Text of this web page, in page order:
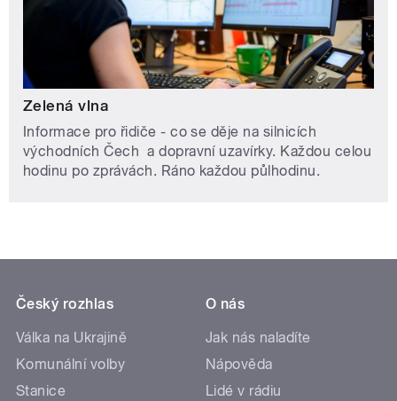
Zelená vlna
Informace pro řidiče - co se děje na silnicích
východních Čech a dopravní uzavírky. Každou celou
hodinu po zprávách. Ráno každou půlhodinu.
Český rozhlas
Válka na Ukrajině
Komunální volby
Stanice
O nás
Jak nás naladíte
Nápověda
Lidé v rádiu